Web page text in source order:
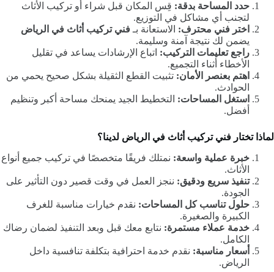
حدد المساحة بدقة: قِس المكان قبل شراء أو تركيب الأثاث
لتجنب أي مشاكل في التوزيع.
اختر فني محترف: الاستعانة بـ فني تركيب أثاث في الرياض
يضمن لك نتيجة آمنة وسليمة.
راجع تعليمات التركيب: اتباع الإرشادات يساعد في تقليل
الأخطاء أثناء التجميع.
اهتم بعنصر الأمان: تثبيت القطع الثقيلة بشكل صحيح يحمي من
الحوادث.
استغل المساحات: التخطيط الجيد يمنحك مساحة أكبر وتنظيم
أفضل.
لماذا تختار فني تركيب أثاث في الرياض لدينا؟
خبرة عملية واسعة: نمتلك فريقًا متخصصًا في تركيب جميع أنواع
الأثاث.
تنفيذ سريع ودقيق: ننجز العمل في وقت قصير دون التأثير على
الجودة.
حلول تناسب كل المساحات: نقدم خيارات مناسبة للغرف
الكبيرة والصغيرة.
خدمة عملاء مستمرة: نتابع معك قبل وبعد التنفيذ لضمان رضاك
الكامل.
أسعار مناسبة: نقدم خدمة احترافية بتكلفة تنافسية داخل
الرياض.